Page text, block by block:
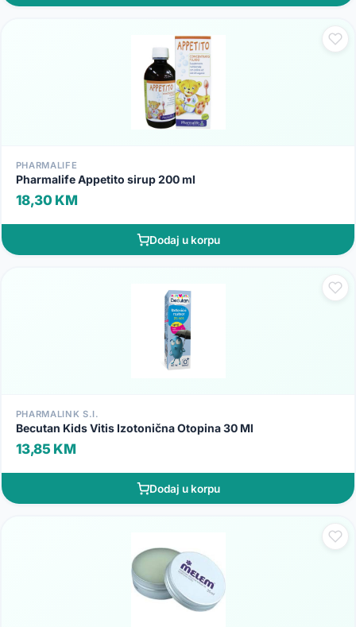
PHARMALIFE
Pharmalife Appetito sirup 200 ml
18,30 KM
Dodaj u korpu
PHARMALINK S.I.
Becutan Kids Vitis Izotonična Otopina 30 Ml
13,85 KM
Dodaj u korpu